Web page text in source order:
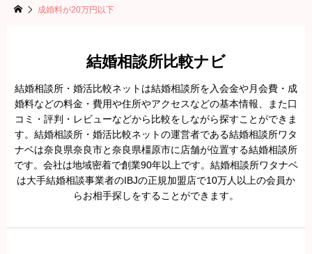
成婚料が20万円以下
結婚相談所比較ナビ
結婚相談所・婚活比較ネットは結婚相談所を入会金や月会費・成
婚料などの料金・費用や住所やアクセスなどの基本情報、また口
コミ・評判・レビューなどから比較をしながら探すことができま
す。結婚相談所・婚活比較ネットの運営者である結婚相談所ワタ
ナベは奈良県奈良市と奈良県橿原市に店舗が位置する結婚相談所
です。会社は地域密着で創業90年以上です。結婚相談所ワタナベ
は大手結婚相談事業者のIBJの正規加盟店で10万人以上の会員か
らお相手探しをすることができます。